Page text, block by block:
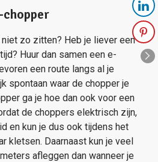
chopper
zo zitten? Heb je liever een
Huur dan samen een e-
een route langs al je
spontaan waar de chopper je
ga je hoe dan ook voor een
de choppers elektrisch zijn,
en kun je dus ook tijdens het
kletsen. Daarnaast kun je veel
afleggen dan wanneer je